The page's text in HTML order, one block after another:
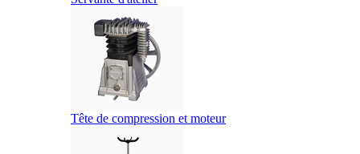
Tête de compression et moteur